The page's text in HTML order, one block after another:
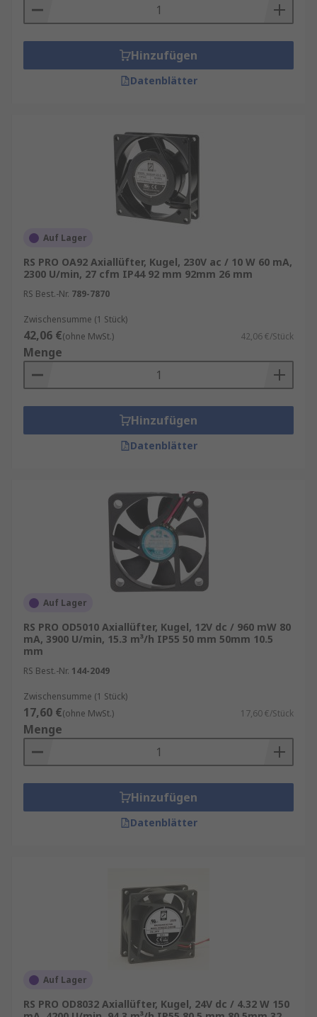
Hinzufügen
Datenblätter
Auf Lager
RS PRO OA92 Axiallüfter, Kugel, 230V ac / 10 W 60 mA,
2300 U/min, 27 cfm IP44 92 mm 92mm 26 mm
RS Best.-Nr. 789-7870
Zwischensumme (1 Stück)
42,06 €(ohne MwSt.) 42,06 €/Stück
Menge
Hinzufügen
Datenblätter
Auf Lager
RS PRO OD5010 Axiallüfter, Kugel, 12V dc / 960 mW 80
mA, 3900 U/min, 15.3 m³/h IP55 50 mm 50mm 10.5
mm
RS Best.-Nr. 144-2049
Zwischensumme (1 Stück)
17,60 €(ohne MwSt.) 17,60 €/Stück
Menge
Hinzufügen
Datenblätter
Auf Lager
RS PRO OD8032 Axiallüfter, Kugel, 24V dc / 4.32 W 150